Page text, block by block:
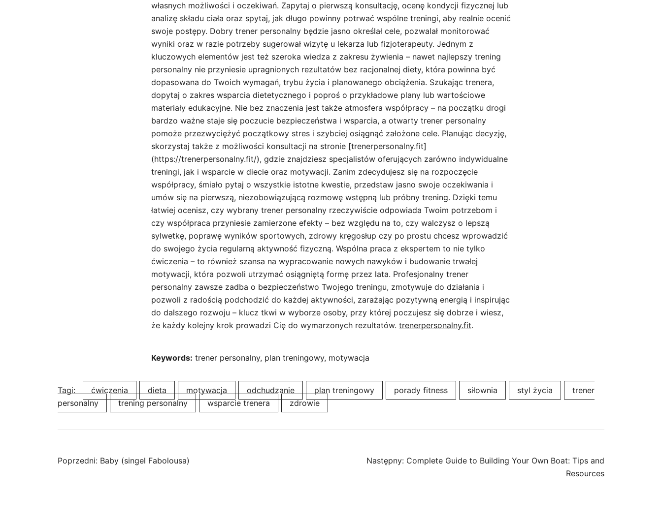
własnych możliwości i oczekiwań. Zapytaj o pierwszą konsultację, ocenę kondycji fizycznej lub
analizę składu ciała oraz spytaj, jak długo powinny potrwać wspólne treningi, aby realnie ocenić
swoje postępy. Dobry trener personalny będzie jasno określał cele, pozwalał monitorować
wyniki oraz w razie potrzeby sugerował wizytę u lekarza lub fizjoterapeuty. Jednym z
kluczowych elementów jest też szeroka wiedza z zakresu żywienia – nawet najlepszy trening
personalny nie przyniesie upragnionych rezultatów bez racjonalnej diety, która powinna być
dopasowana do Twoich wymagań, trybu życia i planowanego obciążenia. Szukając trenera,
dopytaj o zakres wsparcia dietetycznego i poproś o przykładowe plany lub wartościowe
materiały edukacyjne. Nie bez znaczenia jest także atmosfera współpracy – na początku drogi
bardzo ważne staje się poczucie bezpieczeństwa i wsparcia, a otwarty trener personalny
pomoże przezwyciężyć początkowy stres i szybciej osiągnąć założone cele. Planując decyzję,
skorzystaj także z możliwości konsultacji na stronie [trenerpersonalny.fit]
(https://trenerpersonalny.fit/), gdzie znajdziesz specjalistów oferujących zarówno indywidualne
treningi, jak i wsparcie w diecie oraz motywacji. Zanim zdecydujesz się na rozpoczęcie
współpracy, śmiało pytaj o wszystkie istotne kwestie, przedstaw jasno swoje oczekiwania i
umów się na pierwszą, niezobowiązującą rozmowę wstępną lub próbny trening. Dzięki temu
łatwiej ocenisz, czy wybrany trener personalny rzeczywiście odpowiada Twoim potrzebom i
czy współpraca przyniesie zamierzone efekty – bez względu na to, czy walczysz o lepszą
sylwetkę, poprawę wyników sportowych, zdrowy kręgosłup czy po prostu chcesz wprowadzić
do swojego życia regularną aktywność fizyczną. Wspólna praca z ekspertem to nie tylko
ćwiczenia – to również szansa na wypracowanie nowych nawyków i budowanie trwałej
motywacji, która pozwoli utrzymać osiągniętą formę przez lata. Profesjonalny trener
personalny zawsze zadba o bezpieczeństwo Twojego treningu, zmotywuje do działania i
pozwoli z radością podchodzić do każdej aktywności, zarażając pozytywną energią i inspirując
do dalszego rozwoju – klucz tkwi w wyborze osoby, przy której poczujesz się dobrze i wiesz,
że każdy kolejny krok prowadzi Cię do wymarzonych rezultatów. trenerpersonalny.fit.
Keywords: trener personalny, plan treningowy, motywacja
Tagi: ćwiczenia dieta motywacja odchudzanie plan treningowy porady fitness siłownia styl życia
trener
personalny
trening personalny wsparcie trenera zdrowie
Nawigacja
Poprzedni: Baby (singel Fabolousa) Następny: Complete Guide to Building Your Own Boat: Tips and
Resources